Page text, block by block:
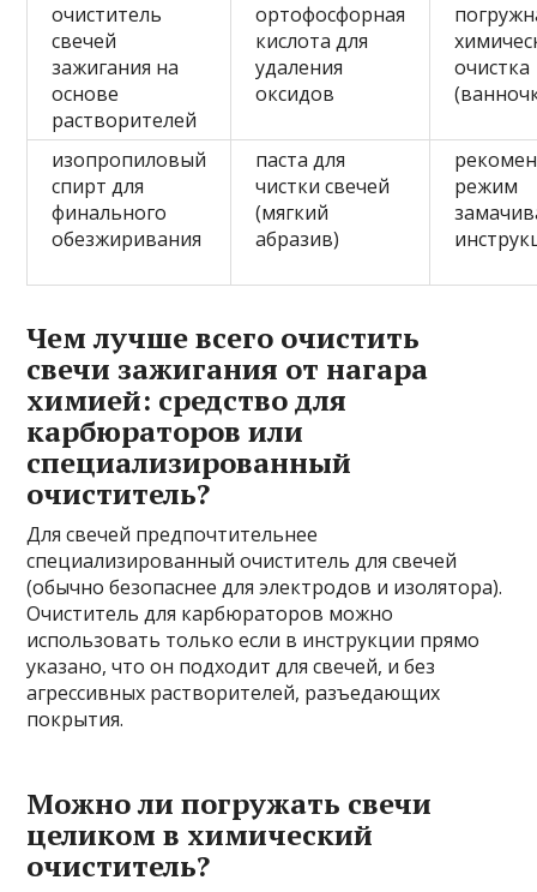
очиститель
свечей
зажигания на
основе
растворителей
ортофосфорная
кислота для
удаления
оксидов
очистка
изопропиловый
спирт для
финального
обезжиривания
паста для
чистки свечей
(мягкий
абразив)
режим
Чем лучше всего очистить
свечи зажигания от нагара
химией: средство для
карбюраторов или
специализированный
очиститель?
Для свечей предпочтительнее
специализированный очиститель для свечей
(обычно безопаснее для электродов и изолятора).
Очиститель для карбюраторов можно
использовать только если в инструкции прямо
указано, что он подходит для свечей, и без
агрессивных растворителей, разъедающих
покрытия.
Можно ли погружать свечи
целиком в химический
очиститель?